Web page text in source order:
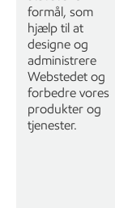
formål, som
hjælp til at
designe og
administrere
Webstedet og
forbedre vores
produkter og
tjenester.